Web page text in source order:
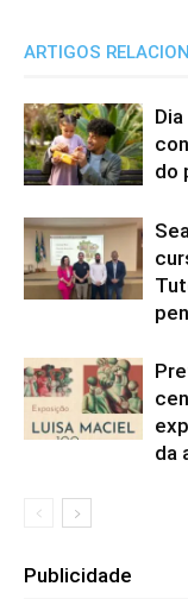
ARTIGOS
do
da
Publicidade